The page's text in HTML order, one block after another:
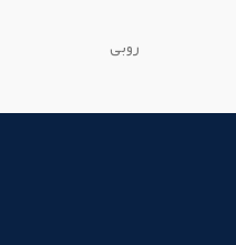
دندان طبيعي ساخته مي شود. این
محصول ساخت شرکت ایده ال ماکو کشور
روبی